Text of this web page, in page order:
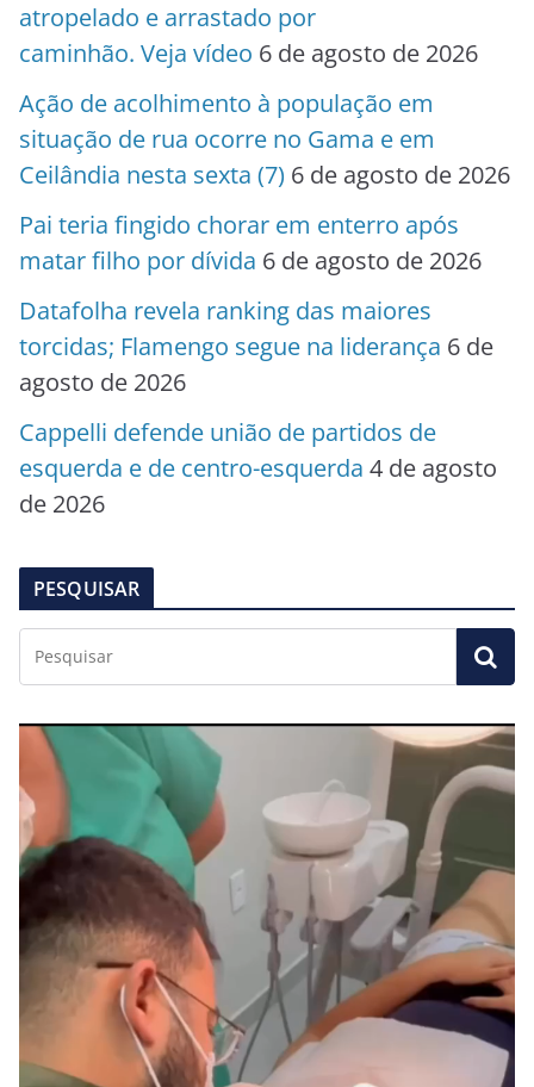
atropelado e arrastado por
caminhão. Veja vídeo 6 de agosto de 2026
Ação de acolhimento à população em
situação de rua ocorre no Gama e em
Ceilândia nesta sexta (7) 6 de agosto de 2026
Pai teria fingido chorar em enterro após
matar filho por dívida 6 de agosto de 2026
Datafolha revela ranking das maiores
torcidas; Flamengo segue na liderança 6 de
agosto de 2026
Cappelli defende união de partidos de
esquerda e de centro-esquerda 4 de agosto
de 2026
PESQUISAR